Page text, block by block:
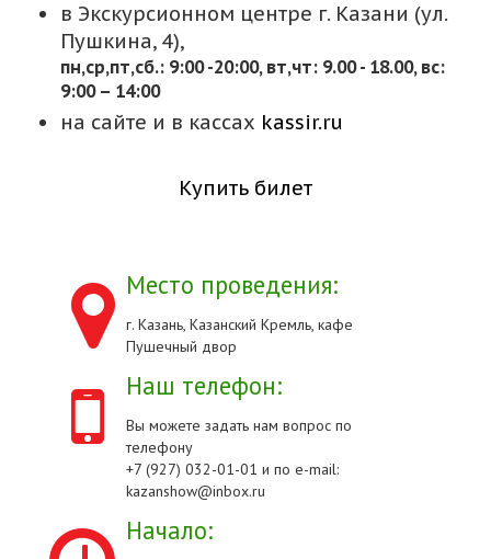
в Экскурсионном центре г. Казани (ул.
Пушкина, 4),
пн,cр,пт,сб.: 9:00 -20:00, вт,чт: 9.00 - 18.00, вс:
9:00 – 14:00
на сайте и в кассах kassir.ru
Купить билет
Место проведения:
г. Казань, Казанский Кремль, кафе
Пушечный двор
Наш телефон:
Вы можете задать нам вопрос по
телефону
+7 (927) 032-01-01 и по e-mail:
kazanshow@inbox.ru
Начало: